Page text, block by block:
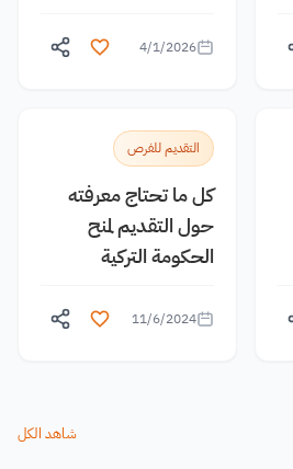
4/1/2026
التقديم للفرص
كل ما تحتاج معرفته
حول التقديم لمنح
الحكومة التركية
11/6/2024
شاهد الكل